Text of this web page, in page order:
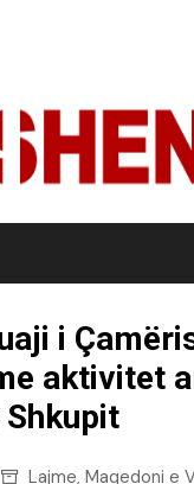
i
aktivitet
Shkupit
Lajme, Maqedoni e